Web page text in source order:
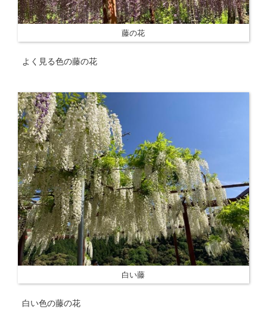
藤の花
よく見る色の藤の花
白い藤
白い色の藤の花